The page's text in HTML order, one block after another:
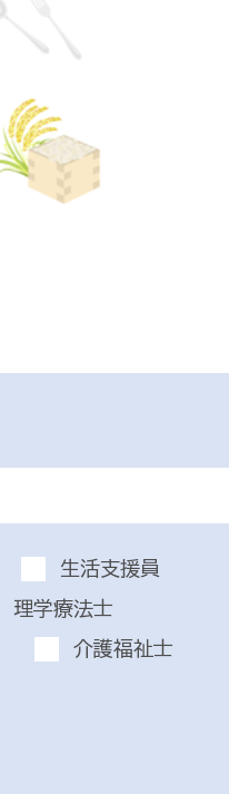
生活支援員
理学療法士
介護福祉士